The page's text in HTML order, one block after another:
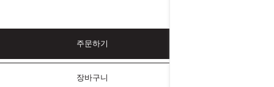
주문하기
장바구니